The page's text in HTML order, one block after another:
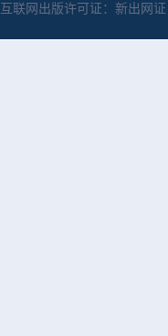
互联网出版许可证：新出网